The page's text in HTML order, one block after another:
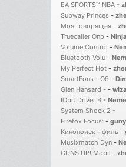
EA SPORTS™ NBA -
Subway Princes -
Моя Говорящая -
Truecaller Опр -
Volume Control -
Bluetooth Volu -
My Perfect Hot -
SmartFons - Об -
Glen Hansard - -
IObit Driver B -
System Shock 2 -
Firefox Focus: -
Кинопоиск－филь -
Musixmatch Dyn -
GUNS UP! Mobil -